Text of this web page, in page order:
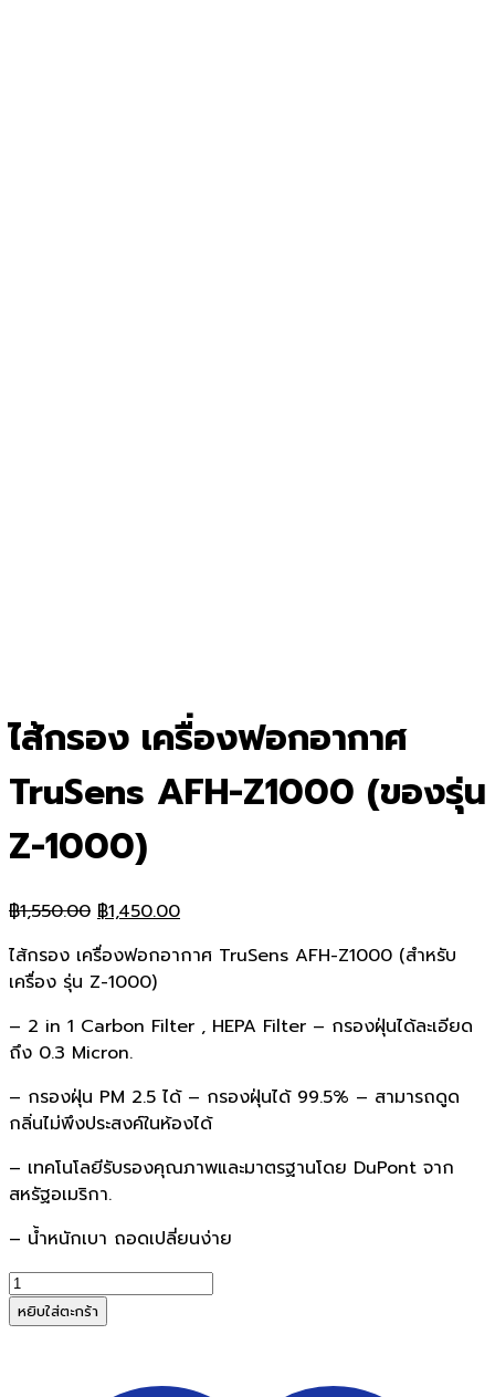
ไส้กรอง เครื่องฟอกอากาศ
TruSens AFH-Z1000 (ของรุ่น
Z-1000)
฿1,550.00 Original
price
was:
฿1,550.00.
฿1,450.00Current
is:
ไส้กรอง เครื่องฟอกอากาศ TruSens AFH-Z1000 (สำหรับ
เครื่อง รุ่น Z-1000)
– 2 in 1 Carbon Filter , HEPA Filter – กรองฝุ่นได้ละเอียด
ถึง 0.3 Micron.
– กรองฝุ่น PM 2.5 ได้ – กรองฝุ่นได้ 99.5% – สามารถดูด
กลิ่นไม่พึงประสงค์ในห้องได้
– เทคโนโลยีรับรองคุณภาพและมาตรฐานโดย DuPont จาก
สหรัฐอเมริกา.
– นํ้าหนักเบา ถอดเปลี่ยนง่าย
จำนวน
ไส้
กรอง
หยิบใส่ตะกร้า